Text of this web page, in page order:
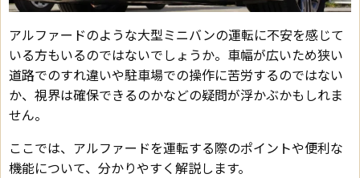
アルファードのような大型ミニバンの運転に不安を感じて
いる方もいるのではないでしょうか。車幅が広いため狭い
道路でのすれ違いや駐車場での操作に苦労するのではない
か、視界は確保できるのかなどの疑問が浮かぶかもしれま
せん。
ここでは、アルファードを運転する際のポイントや便利な
機能について、分かりやすく解説します。